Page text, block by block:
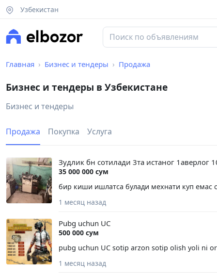
Узбекистан
Главная Бизнес и тендеры Продажа
Бизнес и тендеры в Узбекистане
Бизнес и тендеры
Продажа Покупка Услуга
Зудлик бн сотилади 3та истаног 1аверлог
35 000 000 сум
бир киши ишлатса булади мехнати куп емас
1 месяц назад
Pubg uchun UC
500 000 сум
pubg uchun UC sotip arzon sotip olish yoli ni
1 месяц назад